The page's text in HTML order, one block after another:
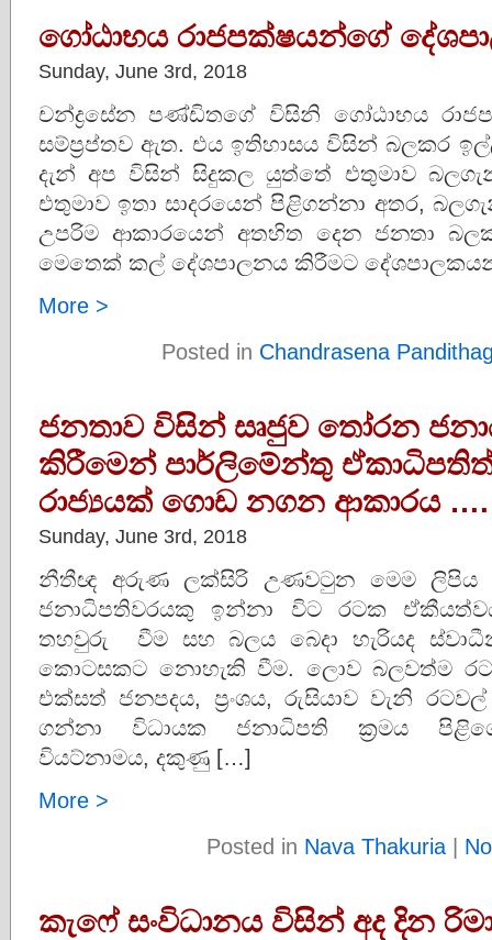
ගෝඨාභය රාජපක්ෂයන්ගේ
Sunday, June 3rd, 2018
චන්ද්‍රසේන පණ්ඩිතගේ විසිනි ගෝඨාභය
සම්ප්‍රප්තව ඇත. එය ඉතිහාසය විසින් බලකර
දැන් අප විසින් සිදුකල යුත්තේ එතුමාව
එතුමාව ඉතා සාදරයෙන් පිළිගන්නා අතර,
උපරිම ආකාරයෙන් අතහිත දෙන ජනතා
මෙතෙක් කල් දේශපාලනය කිරීමට
More >
Posted in Chandrasena
ජනතාව විසින් සෘජුව තෝරන
කිරීමෙන් පාර්ලිමේන්තු
රාජ්‍යයක් ගොඩ නගන ආකාරය ….
Sunday, June 3rd, 2018
නීතීඥ අරුණ ලක්සිරි උණවටුන මෙම ලිපිය
ජනාධිපතිවරයකු ඉන්නා විට රටක
තහවුරු වීම සහ බලය බෙදා හැරියද
කොටසකට නොහැකි වීම. ලොව බලවත්ම
එක්සත් ජනපදය, ප්‍රංශය, රුසියාව වැනි
ගන්නා විධායක ජනාධිපති ක්‍රමය
වියට්නාමය, දකුණු […]
More >
Posted in Nava Thakuria|
කැෆේ සංවිධානය විසින් අද දින